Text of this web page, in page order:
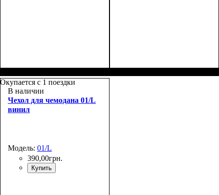
37х20-23
Окупается с 1 поездки
В наличии
Чехол для чемодана 01/L
винил
Модель: 01/L
390,00грн.
Купить